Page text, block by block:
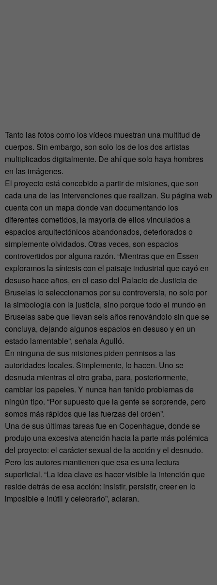
Tanto las fotos como los vídeos muestran una multitud de
cuerpos. Sin embargo, son solo los de los dos artistas
multiplicados digitalmente. De ahí que solo haya hombres
en las imágenes.
El proyecto está concebido a partir de misiones, que son
cada una de las intervenciones que realizan. Su página web
cuenta con un mapa donde van documentando los
diferentes cometidos, la mayoría de ellos vinculados a
espacios arquitectónicos abandonados, deteriorados o
simplemente olvidados. Otras veces, son espacios
controvertidos por alguna razón. “Mientras que en Essen
exploramos la síntesis con el paisaje industrial que cayó en
desuso hace años, en el caso del Palacio de Justicia de
Bruselas lo seleccionamos por su controversia, no solo por
la simbología con la justicia, sino porque todo el mundo en
Bruselas sabe que llevan seis años renovándolo sin que se
concluya, dejando algunos espacios en desuso y en un
estado lamentable”, señala Agulló.
En ninguna de sus misiones piden permisos a las
autoridades locales. Simplemente, lo hacen. Uno se
desnuda mientras el otro graba, para, posteriormente,
cambiar los papeles. Y nunca han tenido problemas de
ningún tipo. “Por supuesto que la gente se sorprende, pero
somos más rápidos que las fuerzas del orden”.
Una de sus últimas tareas fue en Copenhague, donde se
produjo una excesiva atención hacia la parte más polémica
del proyecto: el carácter sexual de la acción y el desnudo.
Pero los autores mantienen que esa es una lectura
superficial. “La idea clave es hacer visible la intención que
reside detrás de esa acción: insistir, persistir, creer en lo
imposible e inútil y celebrarlo”, aclaran.